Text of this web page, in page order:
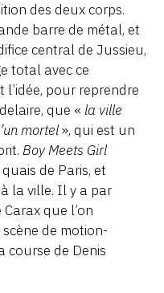
des deux corps.
barre de métal, et
central de Jussieu,
total avec ce
l’idée, pour reprendre
que « la ville
mortel», qui est un
Boy Meets Girl
de Paris, et
la ville. Il y a par
que l’on
scène de motion-
course de Denis